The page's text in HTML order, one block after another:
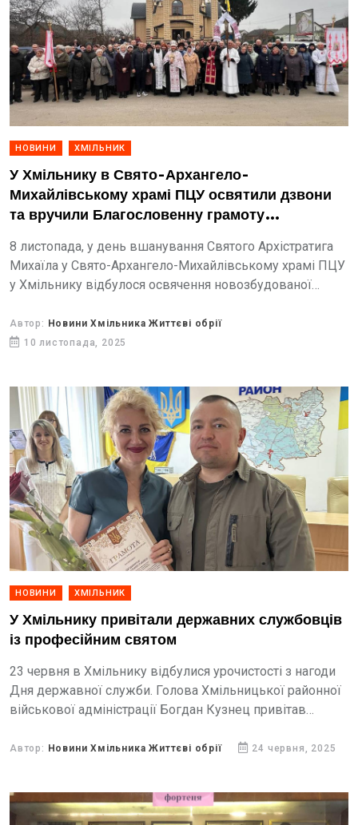
НОВИНИ ХМІЛЬНИК
У Хмільнику в Свято-Архангело-
Михайлівському храмі ПЦУ освятили дзвони
та вручили Благословенну грамоту
8 листопада, у день вшанування Святого Архістратига
Михаїла у Свято-Архангело-Михайлівському храмі ПЦУ
у Хмільнику відбулося освячення новозбудованої
Автор: Новини Хмільника Життєві обрії
10 листопада, 2025
НОВИНИ ХМІЛЬНИК
У Хмільнику привітали державних службовців
із професійним святом
23 червня в Хмільнику відбулися урочистості з нагоди
Дня державної служби. Голова Хмільницької районної
військової адміністрації Богдан Кузнец привітав
вручив грамоти найкращим представникам галузі за...
Автор: Новини Хмільника Життєві обрії 24 червня, 2025